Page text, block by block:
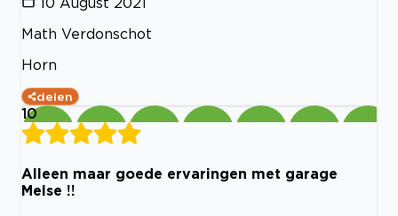
Math Verdonschot
Horn
delen
10
Alleen maar goede ervaringen met garage
Melse !!